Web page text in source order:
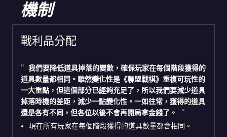
機制
戰利品分配
我們要降低道具掉落的變數，確保玩家在每個階段獲得的
道具數量都相同。雖然變化性是《聯盟戰棋》重複可玩性的
一大重點，但這個部分已經夠充足了，所以我們要減少道具
掉落時機的差距，減少一點變化性。一如往常，獲得的道具
還是各有不同，但各位以後不會再開局拿金錢了。
現在所有玩家在每個階段獲得的道具數量都會相同。